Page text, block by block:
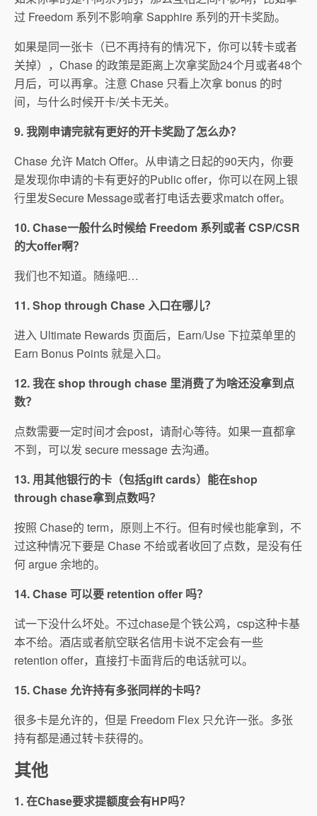
过 Freedom 系列不影响拿 Sapphire 系列的开卡奖励。
如果是同一张卡（已不再持有的情况下，你可以转卡或者
关掉），Chase 的政策是距离上次拿奖励24个月或者48个
月后，可以再拿。注意 Chase 只看上次拿 bonus 的时
间，与什么时候开卡/关卡无关。
9. 我刚申请完就有更好的开卡奖励了怎么办？
Chase 允许 Match Offer。从申请之日起的90天内，你要
是发现你申请的卡有更好的Public offer，你可以在网上银
行里发Secure Message或者打电话去要求match offer。
10. Chase一般什么时候给 Freedom 系列或者 CSP/CSR
的大offer啊？
我们也不知道。随缘吧…
11. Shop through Chase 入口在哪儿？
进入 Ultimate Rewards 页面后，Earn/Use 下拉菜单里的
Earn Bonus Points 就是入口。
12. 我在 shop through chase 里消费了为啥还没拿到点
数？
点数需要一定时间才会post，请耐心等待。如果一直都拿
不到，可以发 secure message 去沟通。
13. 用其他银行的卡（包括gift cards）能在shop
through chase拿到点数吗？
按照 Chase的 term，原则上不行。但有时候也能拿到，不
过这种情况下要是 Chase 不给或者收回了点数，是没有任
何 argue 余地的。
14. Chase 可以要 retention offer 吗？
试一下没什么坏处。不过chase是个铁公鸡，csp这种卡基
本不给。酒店或者航空联名信用卡说不定会有一些
retention offer，直接打卡面背后的电话就可以。
15. Chase 允许持有多张同样的卡吗？
很多卡是允许的，但是 Freedom Flex 只允许一张。多张
持有都是通过转卡获得的。
其他
1. 在Chase要求提额度会有HP吗？